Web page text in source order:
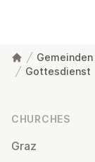
Gemeinden
Gottesdienst
CHURCHES
Graz